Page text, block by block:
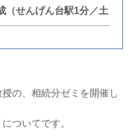
（せんげん台駅1分／土
の、相続分ゼミを開催し
についてです。